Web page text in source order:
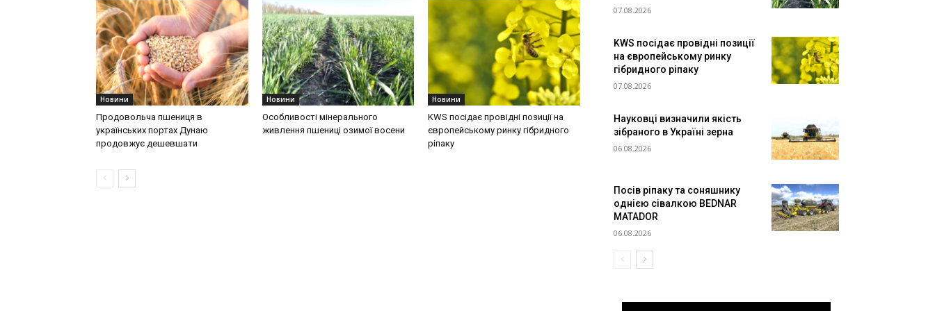
Новини
Продовольча пшениця в
українських портах Дунаю
продовжує дешевшати
Новини
Особливості мінерального
живлення пшениці озимої восени
Новини
KWS посідає провідні позиції на
європейському ринку гібридного
ріпаку
07.08.2026
KWS посідає провідні позиції
на європейському ринку
гібридного ріпаку
07.08.2026
Науковці визначили якість
зібраного в Україні зерна
06.08.2026
Посів ріпаку та соняшнику
однією сівалкою BEDNAR
MATADOR
06.08.2026